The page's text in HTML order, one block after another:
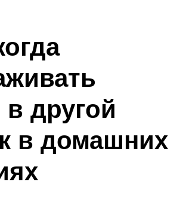
другой
в домашних